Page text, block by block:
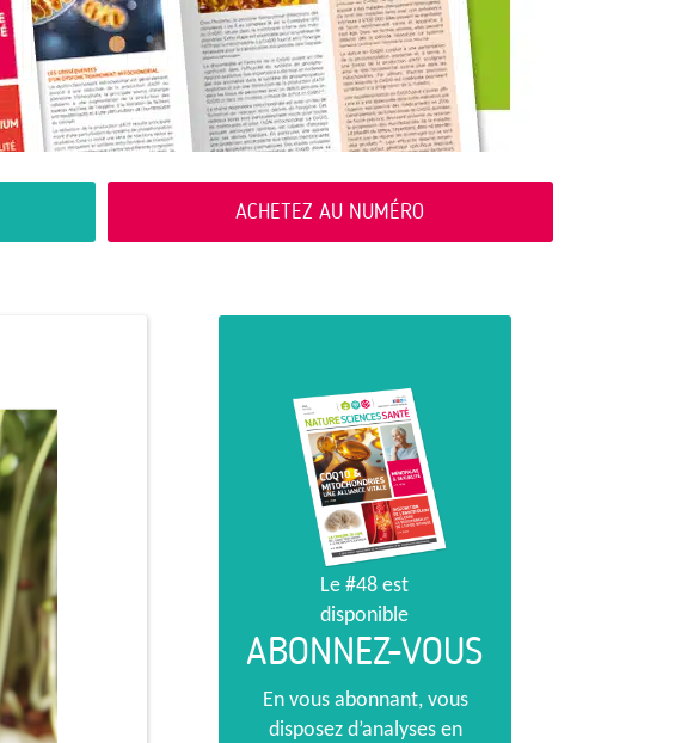
ACHETEZ AU NUMÉRO
Le #48 est
disponible
ABONNEZ-VOUS
En vous abonnant, vous
disposez d’analyses en